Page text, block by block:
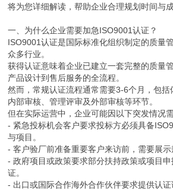
将为您详细解读，帮助企业合理规划时间与成
一、为什么企业需要加急ISO9001认证？
ISO9001认证是国际标准化组织制定的质量
众多行业。
获得认证意味着企业已建立一套完整的质量
产品设计到售后服务的全流程。
然而，常规认证流程通常需要3-6个月，包括
内部审核、管理评审及外部审核等环节。
但在实际运营中，企业可能因以下突发情况
- 紧急投标机会客户要求投标方必须具备
与项目。
- 客户验厂前准备重要客户来访前，需要展示
- 政府项目或政策要求部分扶持政策或项目
证。
- 出口或国际合作海外合作伙伴要求提供认